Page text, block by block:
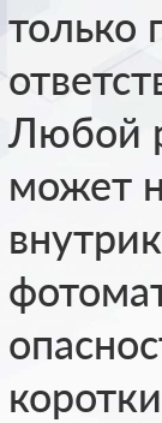
только
Любой
может